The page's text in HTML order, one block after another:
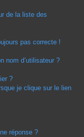
de la liste des
pas correcte !
nom d’utilisateur ?
?
je clique sur le lien
réponse ?